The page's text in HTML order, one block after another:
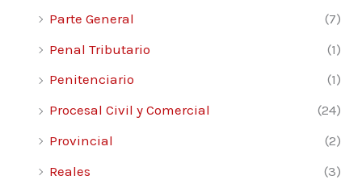
Parte General
(7)
Penal Tributario
(1)
Penitenciario
(1)
Procesal Civil y Comercial
(24)
Provincial
(2)
Reales
(3)